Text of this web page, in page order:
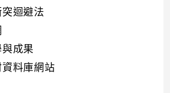
迴避法
成果
料庫網站